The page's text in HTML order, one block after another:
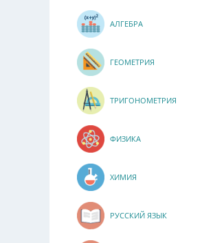
АЛГЕБРА
ГЕОМЕТРИЯ
ТРИГОНОМЕТРИЯ
ФИЗИКА
ХИМИЯ
РУССКИЙ ЯЗЫК